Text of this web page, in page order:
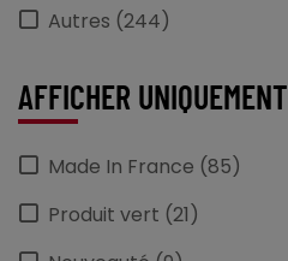
MEALPLAK (1)
peugeot_saveurs (45)
PILLIVUYT (8)
PRO_MUNDI (93)
PROOF (4)
Autres (244)
AFFICHER UNIQUEMENT
Made In France (85)
Produit vert (21)